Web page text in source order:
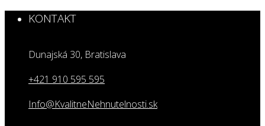
KONTAKT
Dunajská 30, Bratislava
+421 910 595 595
Info@KvalitneNehnutelnosti.sk